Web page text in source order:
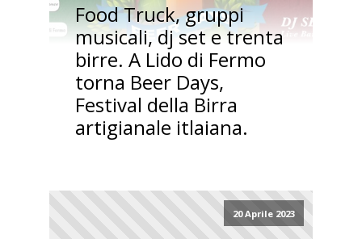
Food Truck, gruppi
musicali, dj set e trenta
birre. A Lido di Fermo
torna Beer Days,
Festival della Birra
artigianale itlaiana.
20 Aprile 2023